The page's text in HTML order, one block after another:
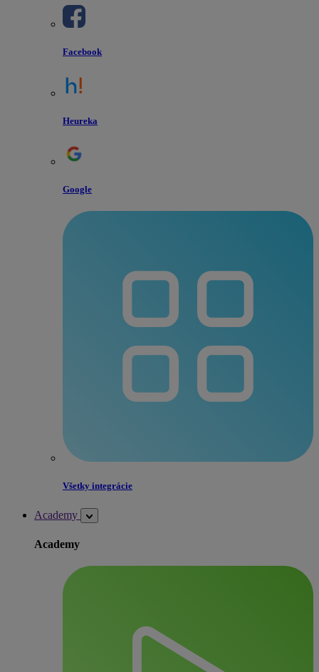
Facebook
Heureka
Google
Všetky integrácie
Academy
Academy